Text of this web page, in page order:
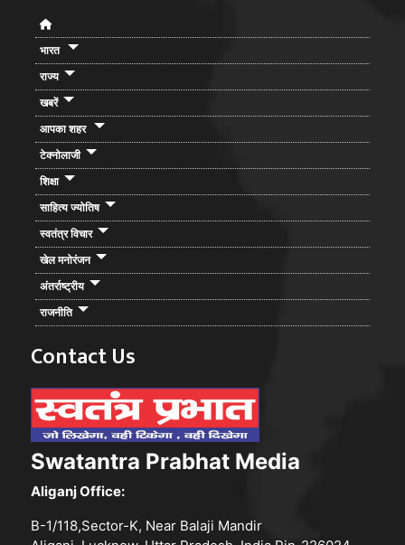
भारत
राज्य
खबरें
आपका शहर
टेक्नोलाजी
शिक्षा
साहित्य ज्योतिष
स्वतंत्र विचार
खेल मनोरंजन
अंतर्राष्ट्रीय
राजनीति
Contact Us
Swatantra Prabhat Media
Aliganj Office:
B-1/118,Sector-K, Near Balaji Mandir